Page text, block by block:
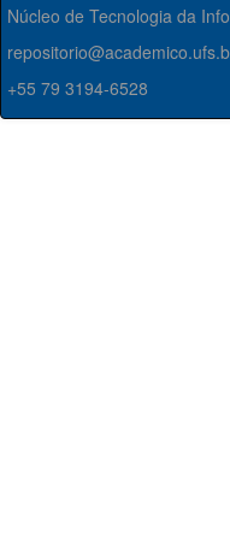
Núcleo de Tecnologia da
+55 79 3194-6528